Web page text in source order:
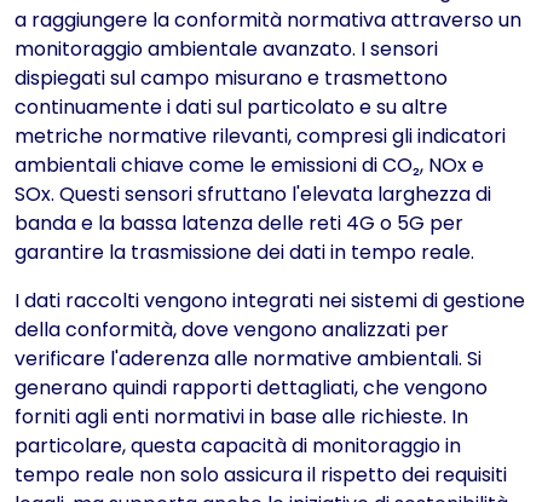
a raggiungere la conformità normativa attraverso un
monitoraggio ambientale avanzato. I sensori
dispiegati sul campo misurano e trasmettono
continuamente i dati sul particolato e su altre
metriche normative rilevanti, compresi gli indicatori
ambientali chiave come le emissioni di CO₂, NOx e
SOx. Questi sensori sfruttano l'elevata larghezza di
banda e la bassa latenza delle reti 4G o 5G per
garantire la trasmissione dei dati in tempo reale.
I dati raccolti vengono integrati nei sistemi di gestione
della conformità, dove vengono analizzati per
verificare l'aderenza alle normative ambientali. Si
generano quindi rapporti dettagliati, che vengono
forniti agli enti normativi in base alle richieste. In
particolare, questa capacità di monitoraggio in
tempo reale non solo assicura il rispetto dei requisiti